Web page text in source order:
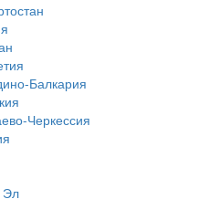
Балкария
Черкессия
Эл